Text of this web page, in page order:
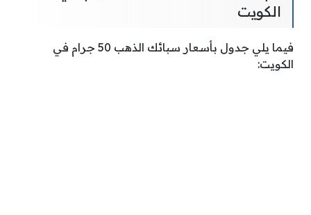
الكويت
فيما يلي جدول بأسعار سبائك الذهب 50 جرام في
الكويت: